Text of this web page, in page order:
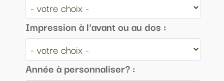
Impression à l'avant ou au dos :
Année à personnaliser? :